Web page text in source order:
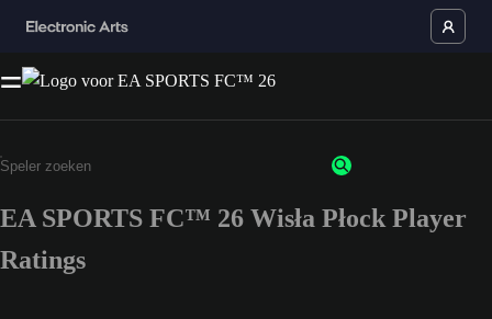
EA SPORTS FC™ 26 Wisła Płock Player
Ratings